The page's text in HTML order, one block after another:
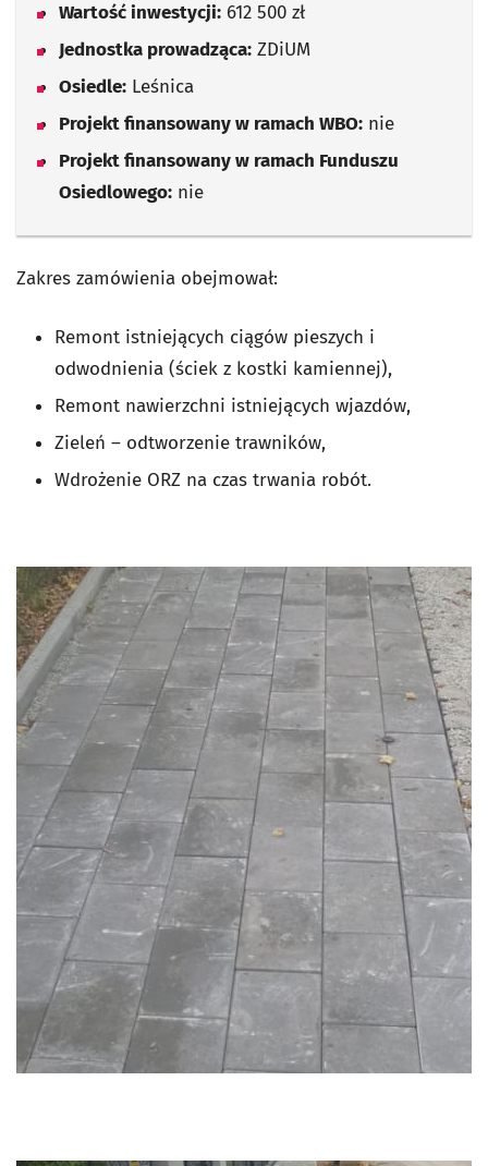
Wartość inwestycji: 612 500 zł
Jednostka prowadząca: ZDiUM
Osiedle: Leśnica
Projekt finansowany w ramach WBO: nie
Projekt finansowany w ramach Funduszu
Osiedlowego: nie
Zakres zamówienia obejmował:
Remont istniejących ciągów pieszych i
odwodnienia (ściek z kostki kamiennej),
Remont nawierzchni istniejących wjazdów,
Zieleń – odtworzenie trawników,
Wdrożenie ORZ na czas trwania robót.